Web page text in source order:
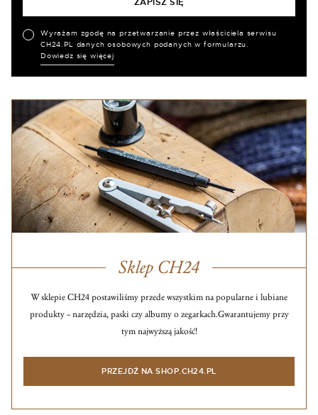
Wyrażam zgodę na przetwarzanie przez właściciela serwisu
CH24.PL danych osobowych podanych w formularzu.
Dowiedz się więcej
Sklep CH24
W sklepie CH24 postawiliśmy przede wszystkim na popularne i lubiane
produkty – narzędzia, paski czy albumy o zegarkach.Gwarantujemy przy
tym najwyższą jakość!
PRZEJDŹ NA SHOP.CH24.PL